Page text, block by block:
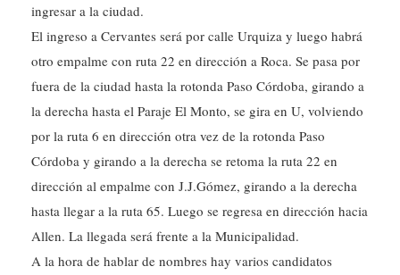
ingresar a la ciudad.
El ingreso a Cervantes será por calle Urquiza y luego habrá
otro empalme con ruta 22 en dirección a Roca. Se pasa por
fuera de la ciudad hasta la rotonda Paso Córdoba, girando a
la derecha hasta el Paraje El Monto, se gira en U, volviendo
por la ruta 6 en dirección otra vez de la rotonda Paso
Córdoba y girando a la derecha se retoma la ruta 22 en
dirección al empalme con J.J.Gómez, girando a la derecha
hasta llegar a la ruta 65. Luego se regresa en dirección hacia
Allen. La llegada será frente a la Municipalidad.
A la hora de hablar de nombres hay varios candidatos